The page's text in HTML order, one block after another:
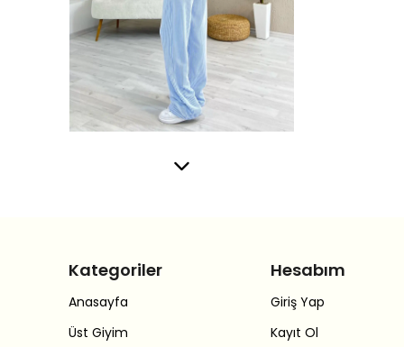
Kategoriler
Anasayfa
Üst Giyim
Hesabım
Giriş Yap
Kayıt Ol